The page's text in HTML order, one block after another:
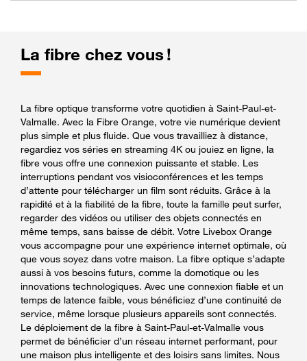
La fibre chez vous !
La fibre optique transforme votre quotidien à Saint-Paul-et-
Valmalle. Avec la Fibre Orange, votre vie numérique devient
plus simple et plus fluide. Que vous travailliez à distance,
regardiez vos séries en streaming 4K ou jouiez en ligne, la
fibre vous offre une connexion puissante et stable. Les
interruptions pendant vos visioconférences et les temps
d’attente pour télécharger un film sont réduits. Grâce à la
rapidité et à la fiabilité de la fibre, toute la famille peut surfer,
regarder des vidéos ou utiliser des objets connectés en
même temps, sans baisse de débit. Votre Livebox Orange
vous accompagne pour une expérience internet optimale, où
que vous soyez dans votre maison. La fibre optique s’adapte
aussi à vos besoins futurs, comme la domotique ou les
innovations technologiques. Avec une connexion fiable et un
temps de latence faible, vous bénéficiez d’une continuité de
service, même lorsque plusieurs appareils sont connectés.
Le déploiement de la fibre à Saint-Paul-et-Valmalle vous
permet de bénéficier d’un réseau internet performant, pour
une maison plus intelligente et des loisirs sans limites. Nous